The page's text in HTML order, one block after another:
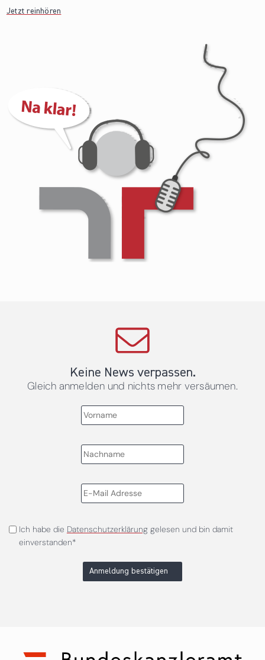
Jetzt reinhören
Keine News verpassen.
Gleich anmelden und nichts mehr versäumen.
Ich habe die Datenschutzerklärunggelesen und bin damit
einverstanden*
Anmeldung bestätigen